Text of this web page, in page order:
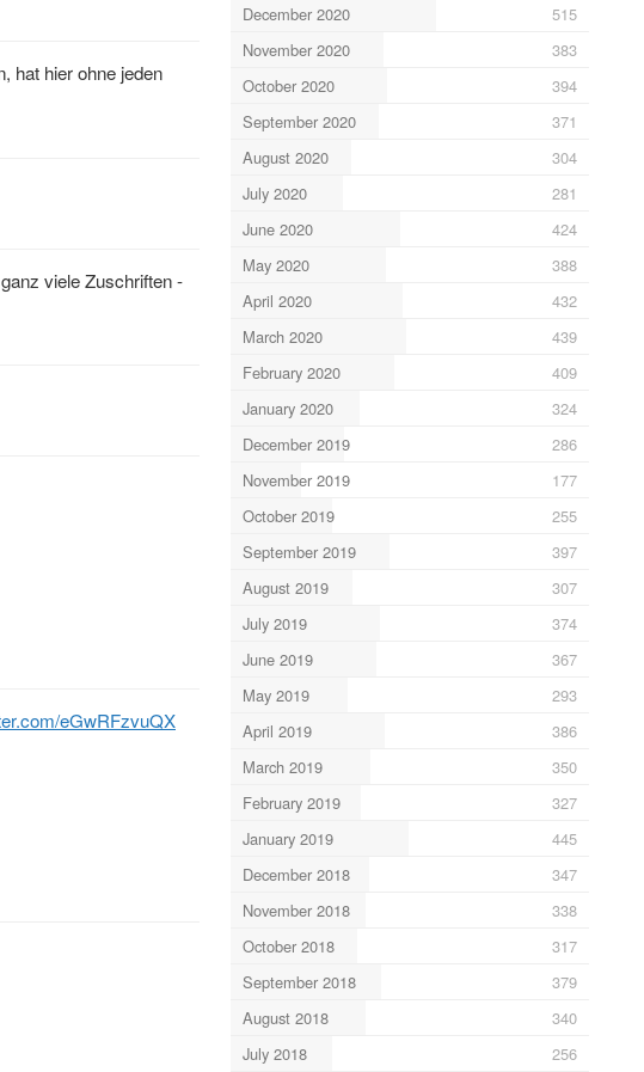
hat hier ohne jeden
viele Zuschriften -
eGwRFzvuQX
December 2020
515
November 2020
383
October 2020
394
September 2020
371
August 2020
304
July 2020
281
June 2020
424
May 2020
388
April 2020
432
March 2020
439
February 2020
409
January 2020
324
December 2019
286
November 2019
177
October 2019
255
September 2019
397
August 2019
307
July 2019
374
June 2019
367
May 2019
293
April 2019
386
March 2019
350
February 2019
327
January 2019
445
December 2018
347
November 2018
338
October 2018
317
September 2018
379
August 2018
340
July 2018
256